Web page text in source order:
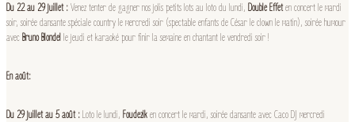
Du 22 au 29 juillet :Venez tenter de gagner nos jolis petits lots au loto du lundi, Double Effeten concert le mardi
soir, soirée dansante spéciale country le mercredi soir (spectable enfants de César le clown le matin), soirée humour
avec Bruno Blondel le jeudi et karaoké pour finir la semaine en chantant le vendredi soir !
En août:
Du 29 juillet au 5 août :Loto le lundi, Foudeziken concert le mardi, soirée dansante avec Caco DJ mercredi